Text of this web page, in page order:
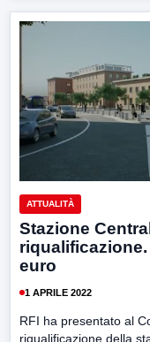
ATTUALITÀ
Stazione
euro
1 APRILE 2022
RFI ha presentato al
riqualificazione della